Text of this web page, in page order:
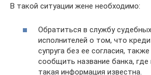
В такой ситуации жене необходимо:
Обратиться в службу
исполнителей о том, что
супруга без ее согласия,
сообщить название банка, где
такая информация известна.